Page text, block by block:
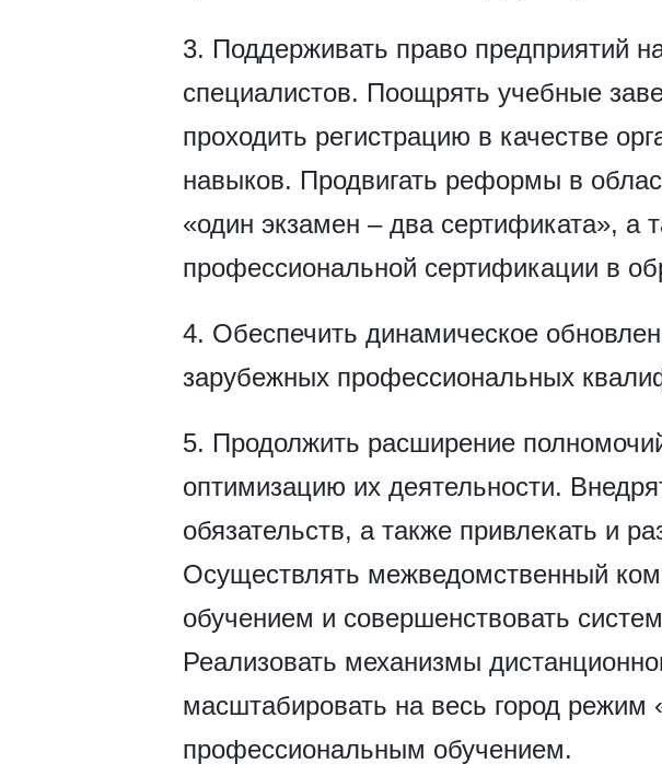
3. Поддерживать право предприятий
специалистов. Поощрять учебные
проходить регистрацию в качестве
навыков. Продвигать реформы в
«один экзамен – два сертификата», а
профессиональной сертификации в
4. Обеспечить динамическое
зарубежных профессиональных
5. Продолжить расширение
оптимизацию их деятельности.
обязательств, а также привлекать и
Осуществлять межведомственный
обучением и совершенствовать
Реализовать механизмы
масштабировать на весь город режим
профессиональным обучением.